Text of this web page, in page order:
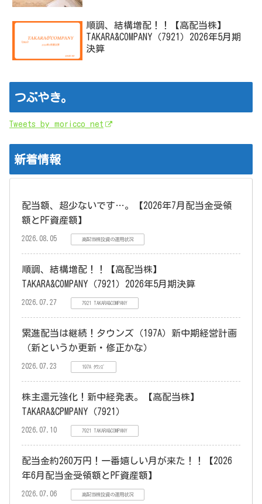
順調、結構増配！！【高配当株】
TAKARA&COMPANY（7921）2026年5月期
決算
つぶやき。
Tweets by moricco_net
新着情報
配当額、超少ないです…。【2026年7月配当金受領
額とPF資産額】
2026.08.05 高配当株投資の運用状況
順調、結構増配！！【高配当株】
TAKARA&COMPANY（7921）2026年5月期決算
2026.07.27 7921 TAKARA&COMPANY
累進配当は継続！タウンズ（197A）新中期経営計画
（新というか更新・修正かな）
2026.07.23 197A ﾀｳﾝｽﾞ
株主還元強化！新中経発表。【高配当株】
TAKARA&CPMPANY（7921）
2026.07.10 7921 TAKARA&COMPANY
配当金約260万円！一番嬉しい月が来た！！【2026
年6月配当金受領額とPF資産額】
2026.07.06 高配当株投資の運用状況